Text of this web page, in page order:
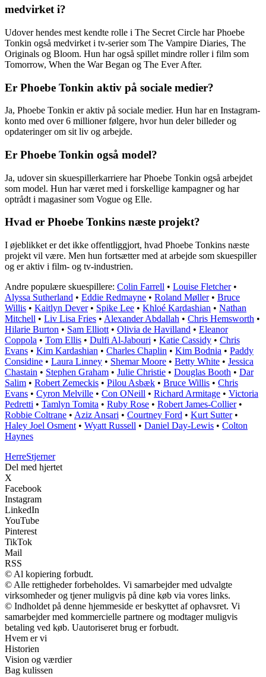
medvirket i?
Udover hendes mest kendte rolle i The Secret Circle har Phoebe
Tonkin også medvirket i tv-serier som The Vampire Diaries, The
Originals og Bloom. Hun har også spillet mindre roller i film som
Tomorrow, When the War Began og The Ever After.
Er Phoebe Tonkin aktiv på sociale medier?
Ja, Phoebe Tonkin er aktiv på sociale medier. Hun har en Instagram-
konto med over 6 millioner følgere, hvor hun deler billeder og
opdateringer om sit liv og arbejde.
Er Phoebe Tonkin også model?
Ja, udover sin skuespillerkarriere har Phoebe Tonkin også arbejdet
som model. Hun har været med i forskellige kampagner og har
optrådt i magasiner som Vogue og Elle.
Hvad er Phoebe Tonkins næste projekt?
I øjeblikket er det ikke offentliggjort, hvad Phoebe Tonkins næste
projekt vil være. Men hun fortsætter med at arbejde som skuespiller
og er aktiv i film- og tv-industrien.
Andre populære skuespillere: Colin Farrell • Louise Fletcher•
Alyssa Sutherland • Eddie Redmayne • Roland Møller• Bruce
Willis • Kaitlyn Dever• Spike Lee • Khloé Kardashian • Nathan
Mitchell • Liv Lisa Fries • Alexander Abdallah • Chris Hemsworth •
Hilarie Burton • Sam Elliott • Olivia de Havilland • Eleanor
Coppola • Tom Ellis • Dulfi Al-Jabouri • Katie Cassidy • Chris
Evans • Kim Kardashian • Charles Chaplin • Kim Bodnia • Paddy
Considine • Laura Linney • Shemar Moore • Betty White • Jessica
Chastain • Stephen Graham • Julie Christie • Douglas Booth • Dar
Salim • Robert Zemeckis • Pilou Asbæk • Bruce Willis • Chris
Evans • Cyron Melville • Con ONeill • Richard Armitage • Victoria
Pedretti • Tamlyn Tomita • Ruby Rose • Robert James-Collier•
Robbie Coltrane • Aziz Ansari • Courtney Ford • Kurt Sutter•
Haley Joel Osment • Wyatt Russell • Daniel Day-Lewis • Colton
Haynes
HerreStjerner
Del med hjertet
X
Facebook
Instagram
LinkedIn
YouTube
Pinterest
TikTok
Mail
RSS
© Al kopiering forbudt.
© Alle rettigheder forbeholdes. Vi samarbejder med udvalgte
virksomheder og tjener muligvis på dine køb via vores links.
© Indholdet på denne hjemmeside er beskyttet af ophavsret. Vi
samarbejder med kommercielle partnere og modtager muligvis
betaling ved køb. Uautoriseret brug er forbudt.
Hvem er vi
Historien
Vision og værdier
Bag kulissen